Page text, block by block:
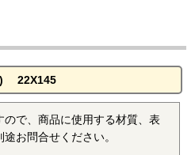
22X145
で、商品に使用する材質、表
お問合せください。